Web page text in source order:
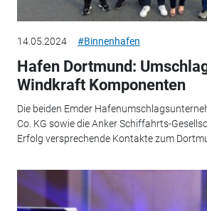
14.05.2024 #Binnenhafen
Hafen Dortmund:
Windkraft Komponenten
Die beiden Emder
Co. KG sowie die Anker Schiffahrts-
Erfolg versprechende Kontakte zum